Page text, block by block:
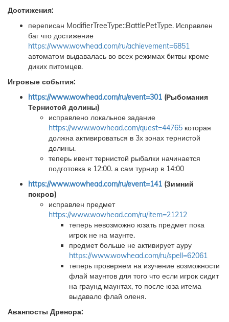
Достижения:
переписан ModifierTreeType::BattlePetType. Исправлен
баг что достижение
https://www.wowhead.com/ru/achievement=6851
автоматом выдавалась во всех режимах битвы кроме
диких питомцев.
Игровые события:
https://www.wowhead.com/ru/event=301 (Рыбомания
Тернистой долины)
исправлено локальное задание
https://www.wowhead.com/quest=44765 которая
должна активироваться в 3х зонах тернистой
долины.
теперь ивент тернистой рыбалки начинается
подготовка в 12:00. а сам турнир в 14:00
https://www.wowhead.com/ru/event=141 (Зимний
покров)
исправлен предмет
https://www.wowhead.com/ru/item=21212
теперь невозможно юзать предмет пока
игрок не на маунте.
предмет больше не активирует ауру
https://www.wowhead.com/ru/spell=62061
теперь проверяем на изучение возможности
флай маунтов для того что если игрок сидит
на граунд маунтах, то после юза итема
выдавало флай оленя.
Аванпосты Дренора: